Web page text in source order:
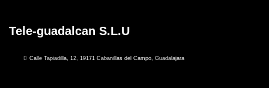
Tele-guadalcan S.L.U
Calle Tapiadilla, 12, 19171 Cabanillas del Campo, Guadalajara